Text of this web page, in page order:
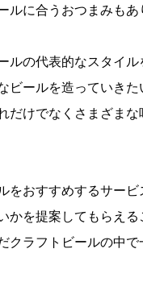
に合うおつまみもあ
ルの代表的なスタイ
ビールを造っていき
だけでなくさまざま
おすすめするサー
かを提案してもらえ
クラフトビールの中